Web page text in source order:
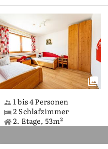
1 bis 4 Personen
2 Schlafzimmer
2. Etage, 53m²